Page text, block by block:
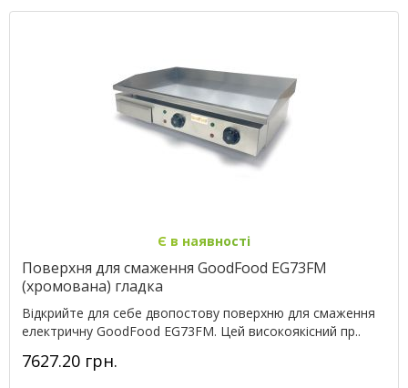
Є в наявності
Поверхня для смаження GoodFood EG73FM
(хромована) гладка
Відкрийте для себе двопостову поверхню для смаження
електричну GoodFood EG73FM. Цей високоякісний пр..
7627.20 грн.